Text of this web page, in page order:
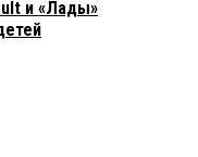
и «Лады»